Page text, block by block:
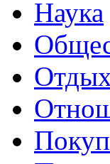
Наука